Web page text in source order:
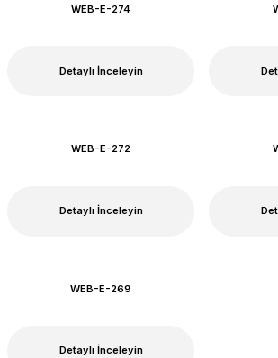
WEB-E-274
Detaylı İnceleyin
WEB-E-272
Detaylı İnceleyin
WEB-E-269
Detaylı İnceleyin